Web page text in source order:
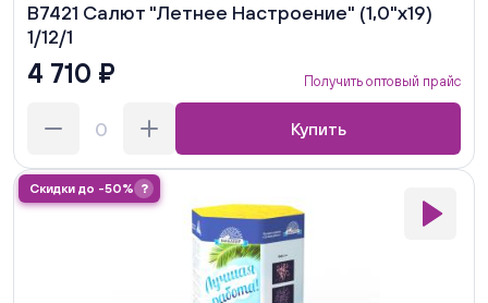
В7421 Салют "Летнее Настроение" (1,0"х19)
1/12/1
4 710 ₽ Получить оптовый прайс
Купить
Скидки до -50% ?